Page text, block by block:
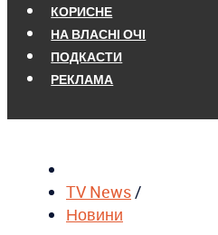
КОРИСНЕ
НА ВЛАСНІ ОЧІ
ПОДКАСТИ
РЕКЛАМА
TV News/
Новини